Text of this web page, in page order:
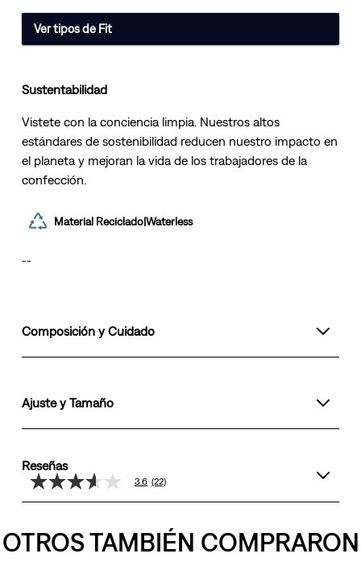
Ver tipos de Fit
Sustentabilidad
Vistete con la conciencia limpia. Nuestros altos
estándares de sostenibilidad reducen nuestro impacto en
el planeta y mejoran la vida de los trabajadores de la
confección.
Material Reciclado|Waterless
--
Composición y Cuidado
Ajuste y Tamaño
Reseñas
3.6
de
valor
medio
3.6 (22)
OTROS TAMBIÉN COMPRARON